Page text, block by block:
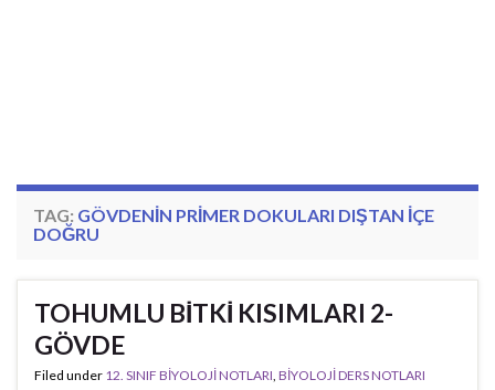
TAG: GÖVDENIN PRIMER DOKULARI DIŞTAN IÇE
DOĞRU
TOHUMLU BİTKİ KISIMLARI 2-
GÖVDE
Filed under 12. SINIF BİYOLOJİ NOTLARI BİYOLOJİ DERS NOTLARI